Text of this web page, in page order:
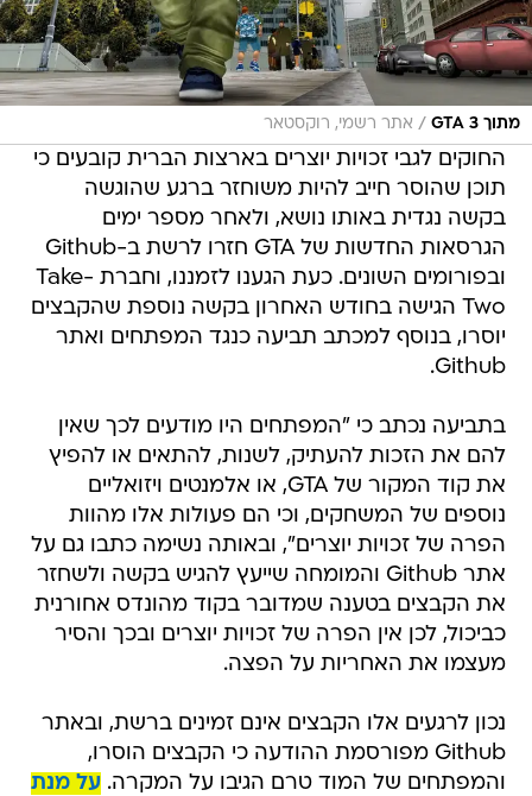
מתוך GTA 3 / אתר רשמי, רוקסטאר
החוקים לגבי זכויות יוצרים בארצות הברית קובעים כי
תוכן שהוסר חייב להיות משוחזר ברגע שהוגשה
בקשה נגדית באותו נושא, ולאחר מספר ימים
הגרסאות החדשות של GTA חזרו לרשת ב-Github
ובפורומים השונים. כעת הגענו לזמננו, וחברת Take-
Two הגישה בחודש האחרון בקשה נוספת שהקבצים
יוסרו, בנוסף למכתב תביעה כנגד המפתחים ואתר
Github.
בתביעה נכתב כי "המפתחים היו מודעים לכך שאין
להם את הזכות להעתיק, לשנות, להתאים או להפיץ
את קוד המקור של GTA, או אלמנטים ויזואליים
נוספים של המשחקים, וכי הם פעולות אלו מהוות
הפרה של זכויות יוצרים", ובאותה נשימה כתבו גם על
אתר Github והמומחה שייעץ להגיש בקשה ולשחזר
את הקבצים בטענה שמדובר בקוד מהונדס אחורנית
כביכול, לכן אין הפרה של זכויות יוצרים ובכך והסיר
מעצמו את האחריות על הפצה.
נכון לרגעים אלו הקבצים אינם זמינים ברשת, ובאתר
Github מפורסמת ההודעה כי הקבצים הוסרו,
והמפתחים של המוד טרם הגיבו על המקרה.על מנת